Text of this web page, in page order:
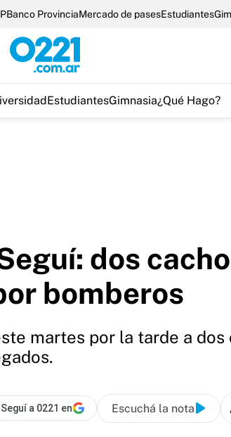
Banco ProvinciaMercado de pasesEstudiantes
EstudiantesGimnasia¿Qué Hago?
dos
bomberos
martes por la tarde a
Seguí a 0221 en Escuchá la nota